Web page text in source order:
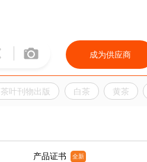
成为供应商
茶叶刊物出版 白茶 黄茶
产品证书 全新